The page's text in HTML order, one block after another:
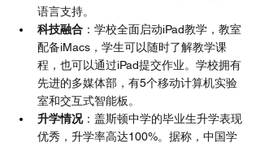
语言支持。
科技融合 ：学校全面启动iPad教学，教室
配备iMacs，学生可以随时了解教学课
程，也可以通过iPad提交作业。学校拥有
先进的多媒体部，有5个移动计算机实验
室和交互式智能板。
升学情况：盖斯顿中学的毕业生升学表现
优秀，升学率高达100%。据称，中国学